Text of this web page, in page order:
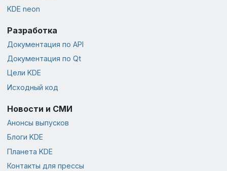
KDE neon
Разработка
Документация по API
Документация по Qt
Цели KDE
Исходный код
Новости и СМИ
Анонсы выпусков
Блоги KDE
Планета KDE
Контакты для прессы